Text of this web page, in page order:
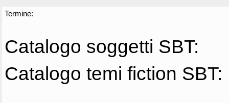
Termine:
Catalogo soggetti SBT:
Catalogo temi fiction SBT: